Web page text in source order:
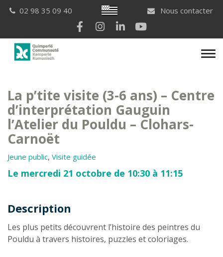
Breton
02 98 35 09 40
Nous contacter
Lien vers le compte Facebook
Lien vers le compte Instagram
Lien vers le compte
La p’tite visite (3-6 ans) – Centre
d’interprétation Gauguin
l’Atelier du Pouldu – Clohars-
Carnoët
Jeune public, Visite guidée
Le mercredi 21 octobre de 10:30 à 11:15
Description
Description
Les plus petits découvrent l’histoire des peintres du
Pouldu à travers histoires, puzzles et coloriages.